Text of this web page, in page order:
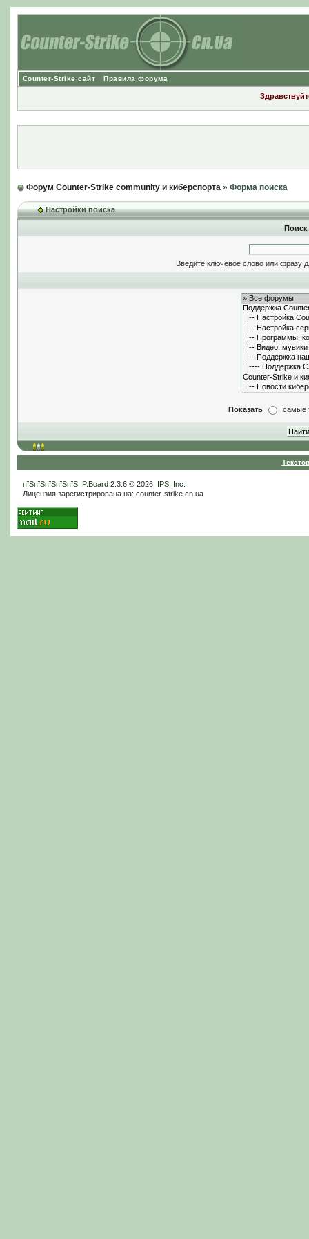
Counter-Strike сайт Правила форума
Форум Counter-Strike community и киберспорта» Форма поиска
Настройки поиска
Введите ключевое слово или фразу
Показать самые
пїЅпїЅпїЅпїЅпїЅ IP.Board2.3.6 © 2026 IPS, Inc
Лицензия зарегистрирована на: counter-strike.cn.ua